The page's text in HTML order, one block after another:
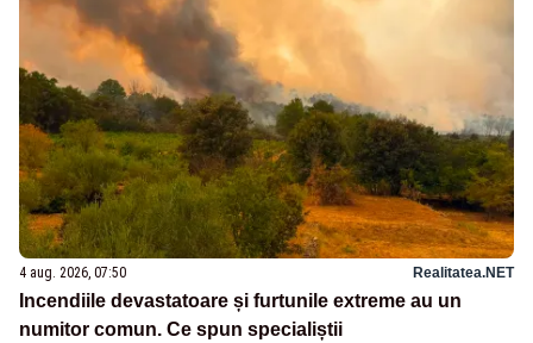
4 aug. 2026, 07:50 Realitatea.NET
Incendiile devastatoare și furtunile extreme au un
numitor comun. Ce spun specialiștii